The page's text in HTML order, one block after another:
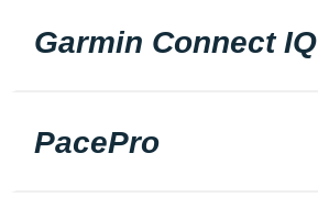
Garmin Connect IQ
PacePro